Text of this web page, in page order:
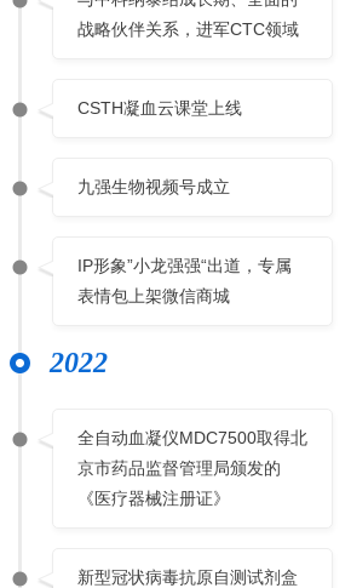
战略伙伴关系，进军CTC领域
CSTH凝血云课堂上线
九强生物视频号成立
IP形象”小龙强强“出道，专属
表情包上架微信商城
2022
全自动血凝仪MDC7500取得北
京市药品监督管理局颁发的
《医疗器械注册证》
新型冠状病毒抗原自测试剂盒